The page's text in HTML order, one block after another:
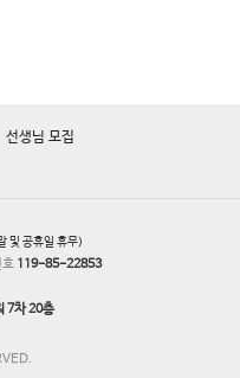
선생님 모집
및 공휴일 휴무)
호 119-85-22853
7차 20층